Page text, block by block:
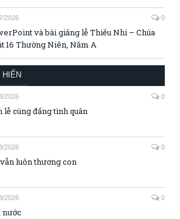
2026 0
và bài giảng lễ Thiếu Nhi – Chúa
16 Thường Niên, Năm A
2026 0
lễ cùng đấng tình quân
2026 0
luôn thương con
2026 0
nước